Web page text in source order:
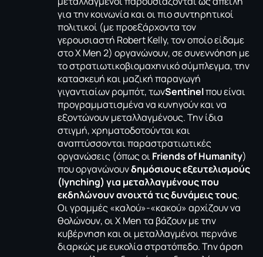
για την κοινωνία και οι πιο συντηρητικοί
πολιτικοί (με προεξάρχοντα τον
γερουσιαστή Robert Kelly, τον οποίο είδαμε
στο X Men 2) οργανώνουν, σε συνεννόηση με
το στρατιωτικοβιομαχηνικό σύμπλεγμα, την
κατασκευή και μαζική παραγωγή
γιγαντιαίων ρομπότ, τωνSentinelπου είναι
προγραμματισμένα να κυνηγούν και να
εξοντώνουν μεταλλαγμένους. Την ίδια
στιγμή, χρηματοδοτούνται και
αναπτύσσονται παραστρατιωτικές
οργανώσεις (όπως οι Friends of Humanity)
που οργανώνουνδημόσιους εξευτελισμούς
(lynching) για μεταλλαγμένους που
εκδηλώνουν ανοιχτά τις δυνάμεις τους.
Οι γραμμές «καλού»-«κακού» αρχίζουν να
θολώνουν, οι X Men τα βάζουν με την
κυβέρνηση και οι μεταλλαγμένοι περνάνε
διαρκώς με ευκολία στρατόπεδο. Την άρση